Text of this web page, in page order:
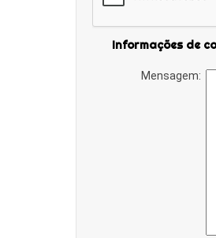
Informações de
Mensagem: